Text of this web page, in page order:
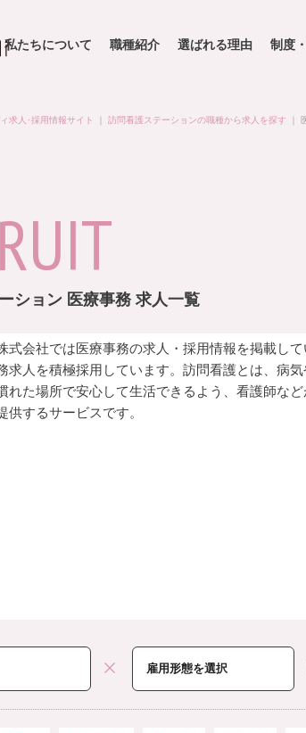
私たちについて 職種紹介 選ばれる理由 制度
求人･採用情報サイト 訪問看護ステーションの職種から求人を探す
ション 医療事務 求人一覧
式会社では医療事務の求人・採用情報を掲載し
求人を積極採用しています。訪問看護とは、病
れた場所で安心して生活できるよう、看護師な
供するサービスです。